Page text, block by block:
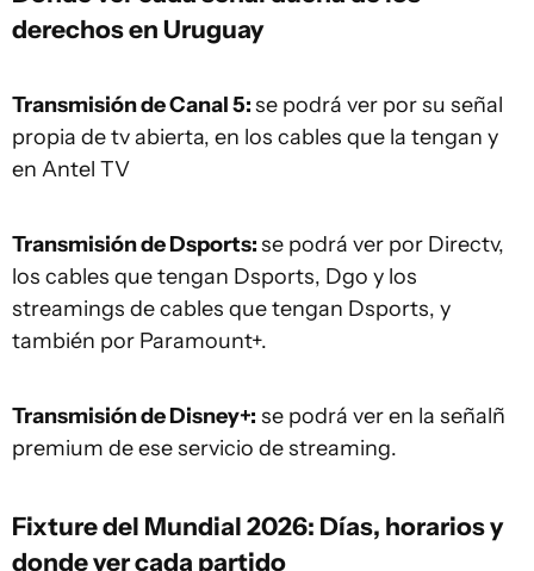
derechos en Uruguay
Transmisión de Canal 5:se podrá ver por su señal
propia de tv abierta, en los cables que la tengan y
en Antel TV
Transmisión de Dsports:se podrá ver por Directv,
los cables que tengan Dsports, Dgo y los
streamings de cables que tengan Dsports, y
también por Paramount+.
Transmisión de Disney+: se podrá ver en la señalñ
premium de ese servicio de streaming.
Fixture del Mundial 2026: Días, horarios y
donde ver cada partido